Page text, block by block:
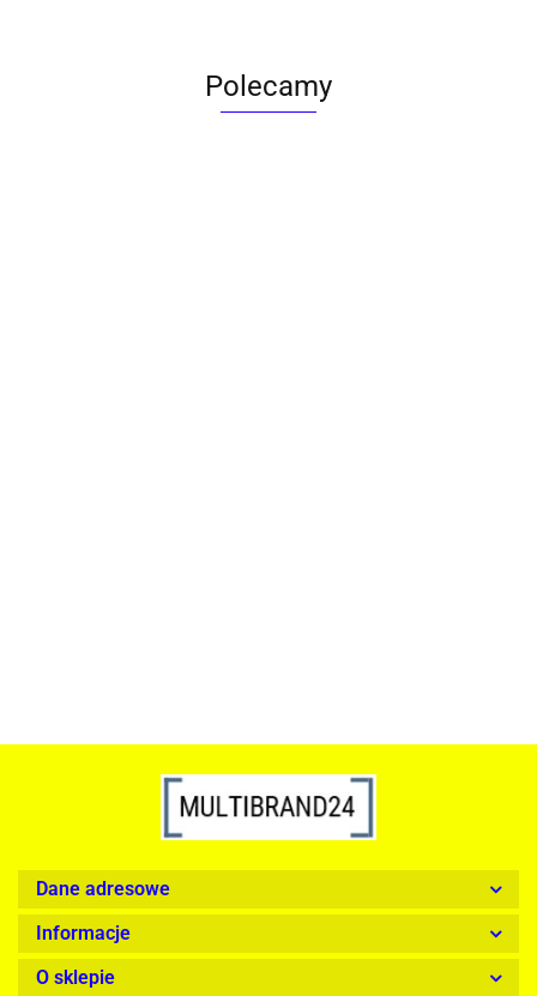
Polecamy
Dane adresowe
Informacje
O sklepie